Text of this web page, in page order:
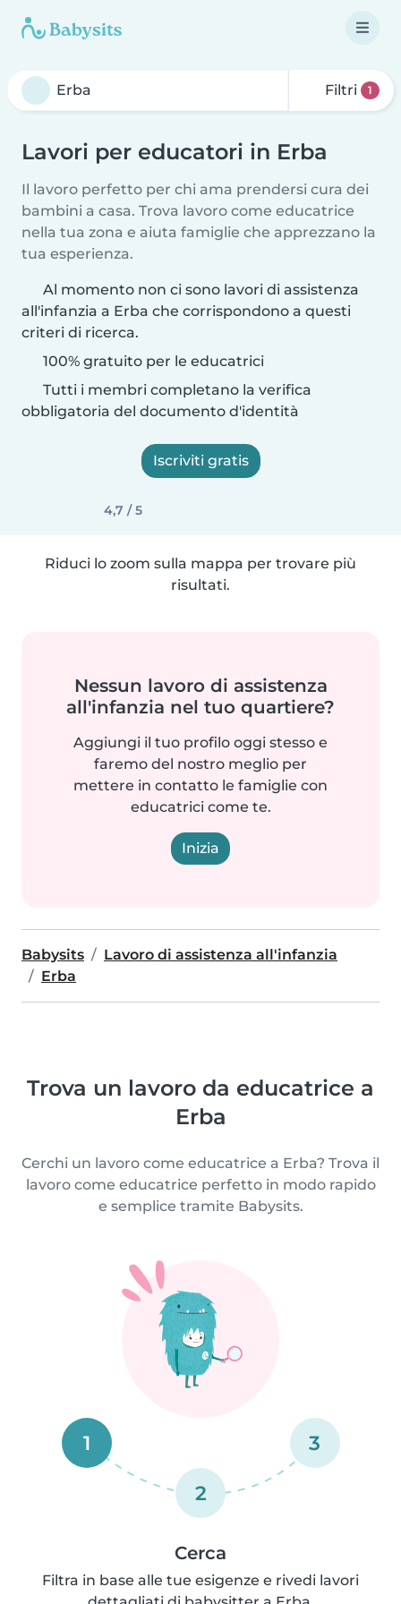
Filtri 1
Lavori per educatori in Erba
Il lavoro perfetto per chi ama prendersi cura dei
bambini a casa. Trova lavoro come educatrice
nella tua zona e aiuta famiglie che apprezzano la
tua esperienza.
Al momento non ci sono lavori di assistenza
all'infanzia a Erba che corrispondono a questi
criteri di ricerca.
100% gratuito per le educatrici
Tutti i membri completano la verifica
obbligatoria del documento d'identità
Iscriviti gratis
4,7 / 5
Riduci lo zoom sulla mappa per trovare più
risultati.
Nessun lavoro di assistenza
all'infanzia nel tuo quartiere?
Aggiungi il tuo profilo oggi stesso e
faremo del nostro meglio per
mettere in contatto le famiglie con
educatrici come te.
Inizia
Babysits
Lavoro di assistenza all'infanzia
Erba
Trova un lavoro da educatrice a
Erba
Cerchi un lavoro come educatrice a Erba? Trova il
lavoro come educatrice perfetto in modo rapido
e semplice tramite Babysits.
1
2
3
Cerca
Filtra in base alle tue esigenze e rivedi lavori